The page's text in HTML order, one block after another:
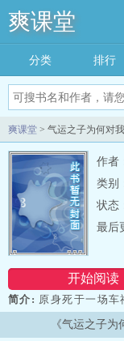
爽课堂
分类 排行
爽课堂 > 气运之子为何对
作者
类别
状态
开始阅读
最后
简介: 原身死于一场车
完成自己作为炮灰
就美美下线的自己，
《气运之子